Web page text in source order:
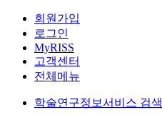
회원가입
로그인
MyRISS
고객센터
전체메뉴
학술연구정보서비스 검색